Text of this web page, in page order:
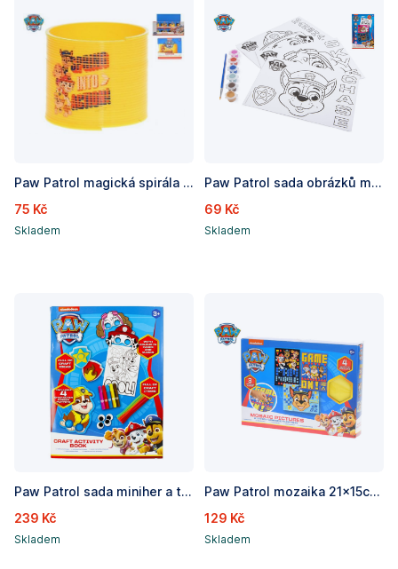
Paw Patrol magická spirála v krabičce
75 Kč
Skladem
Paw Patrol sada obrázků malování podle čísel v papírové kartě
69 Kč
Skladem
Paw Patrol sada miniher a tvořivých aktivit v knížce
239 Kč
Skladem
Paw Patrol mozaika 21x15cm 4pěnové nálepky + 3druhy obrázků v krabičce
129 Kč
Skladem